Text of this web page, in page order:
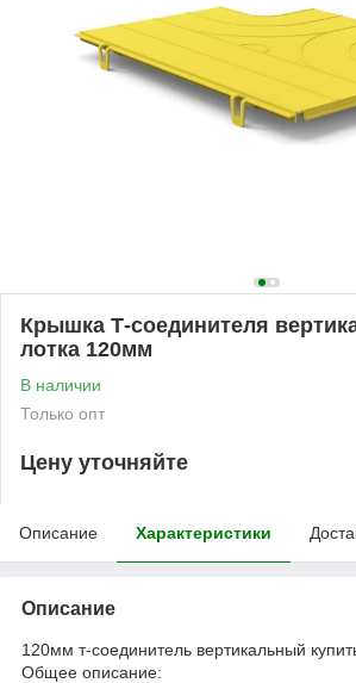
Крышка Т-соединителя
лотка 120мм
В наличии
Только опт
Цену уточняйте
Описание Характеристики
Описание
120мм т-соединитель вертикальный
Общее описание: